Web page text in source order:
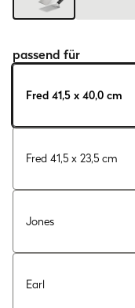
passend für
Fred 41,5 x 40,0 cm
Fred 41,5 x 23,5 cm
Jones
Earl